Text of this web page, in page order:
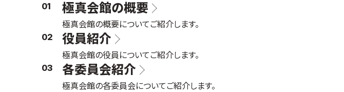
01 極真会館の概要
極真会館の概要についてご紹介します。
02
役員紹介
極真会館の役員についてご紹介します。
03
各委員会紹介
極真会館の各委員会についてご紹介します。